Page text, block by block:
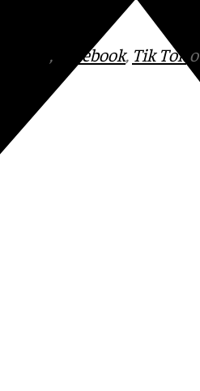
, Facebook, Tik Tok o